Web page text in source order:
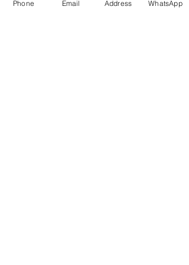
Phone Email Address WhatsApp